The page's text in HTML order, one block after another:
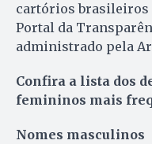
cartórios brasileiros
Portal da
administrado pela
Confira a lista dos
femininos mais
Nomes masculinos